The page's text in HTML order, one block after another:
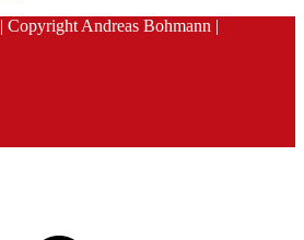
| Copyright Andreas Bohmann |